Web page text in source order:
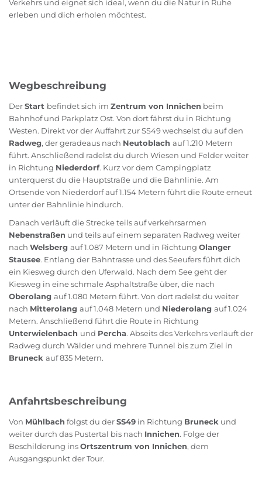
Verkehrs und eignet sich ideal, wenn du die Natur in Ruhe
erleben und dich erholen möchtest.
Wegbeschreibung
DerStart befindet sich im Zentrum von Innichen beim
Bahnhof und Parkplatz Ost. Von dort fährst du in Richtung
Westen. Direkt vor der Auffahrt zur SS49 wechselst du auf den
Radweg, der geradeaus nach Neutoblach auf 1.210 Metern
führt. Anschließend radelst du durch Wiesen und Felder weiter
in Richtung Niederdorf. Kurz vor dem Campingplatz
unterquerst du die Hauptstraße und die Bahnlinie. Am
Ortsende von Niederdorf auf 1.154 Metern führt die Route erneut
unter der Bahnlinie hindurch.
Danach verläuft die Strecke teils auf verkehrsarmen
Nebenstraßen und teils auf einem separaten Radweg weiter
nach Welsberg auf 1.087 Metern und in Richtung Olanger
Stausee. Entlang der Bahntrasse und des Seeufers führt dich
ein Kiesweg durch den Uferwald. Nach dem See geht der
Kiesweg in eine schmale Asphaltstraße über, die nach
Oberolang auf 1.080 Metern führt. Von dort radelst du weiter
nach Mitterolang auf 1.048 Metern und Niederolang auf 1.024
Metern. Anschließend führt die Route in Richtung
Unterwielenbach und Percha. Abseits des Verkehrs verläuft der
Radweg durch Wälder und mehrere Tunnel bis zum Ziel in
Bruneck auf 835 Metern.
Anfahrtsbeschreibung
Von Mühlbach folgst du derSS49 in Richtung Bruneck und
weiter durch das Pustertal bis nach Innichen. Folge der
Beschilderung insOrtszentrum von Innichen, dem
Ausgangspunkt der Tour.